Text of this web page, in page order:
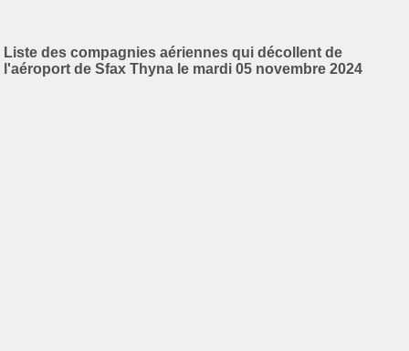
Liste des compagnies aériennes qui décollent de
l'aéroport de Sfax Thyna le mardi 05 novembre 2024